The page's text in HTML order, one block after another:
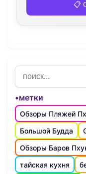
📋
•метки
Обзоры Пляжей
Большой Будда
Обзоры Баров
тайская кухня